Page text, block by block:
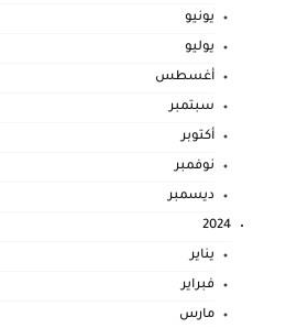
يونيو
يوليو
أغسطس
سبتمبر
أكتوبر
نوفمبر
ديسمبر
2024
يناير
فبراير
مارس